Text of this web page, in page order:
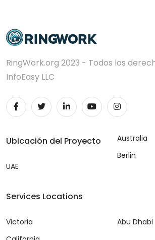
RingWork.org 2023 - Todos los
InfoEasy LLC
Ubicación del Proyecto
UAE
Australia
Berlin
Services Locations
Victoria
Abu Dhabi